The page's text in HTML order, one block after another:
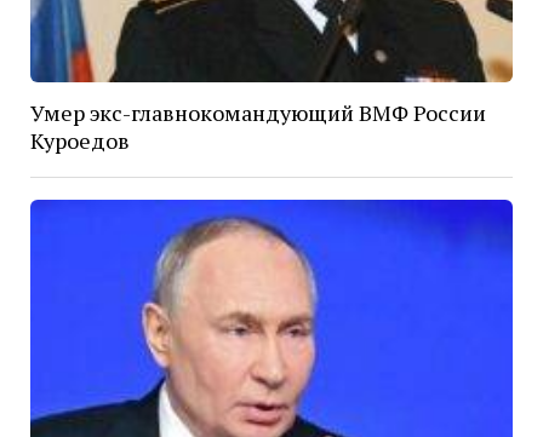
Умер экс-главнокомандующий ВМФ России
Куроедов